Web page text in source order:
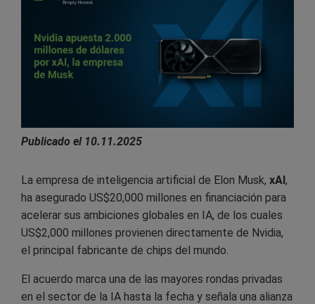
Publicado el 10.11.2025
La empresa de inteligencia artificial de Elon Musk, xAI,
ha asegurado US$20,000 millones en financiación para
acelerar sus ambiciones globales en IA, de los cuales
US$2,000 millones provienen directamente de Nvidia,
el principal fabricante de chips del mundo.
El acuerdo marca una de las mayores rondas privadas
en el sector de la IA hasta la fecha y señala una alianza